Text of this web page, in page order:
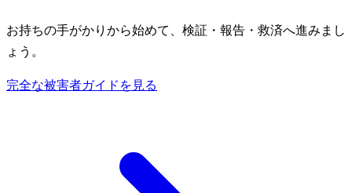
お持ちの手がかりから始めて、検証・報告・救済へ進みまし
ょう。
完全な被害者ガイドを見る